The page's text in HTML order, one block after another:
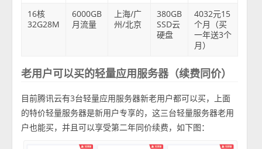
16核
32G28M
6000GB
月流量
上海/广
州/北京
380GB
SSD云
硬盘
4032元15
个月（买
一年送3个
月）
老用户可以买的轻量应用服务器（续费同价）
目前腾讯云有3台轻量应用服务器新老用户都可以买，上面
的特价轻量服务器是新用户专享的，这三台轻量服务器老用
户也能买，并且可以享受第二年同价续费，如下图：